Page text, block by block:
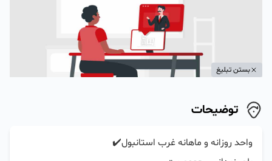
بستن تبلیغ
توضیحات